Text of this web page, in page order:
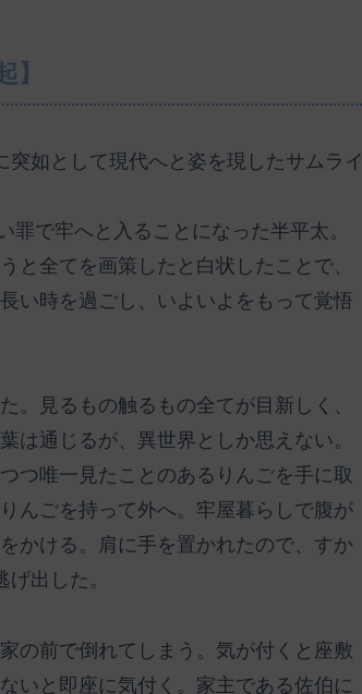
】
如として現代へと姿を現したサムライ
で牢へと入ることになった半平太。
と全てを画策したと白状したことで、
い時を過ごし、いよいよをもって覚悟
。見るもの触るもの全てが目新しく、
は通じるが、異世界としか思えない。
つ唯一見たことのあるりんごを手に取
んごを持って外へ。牢屋暮らしで腹が
かける。肩に手を置かれたので、すか
出した。
の前で倒れてしまう。気が付くと座敷
いと即座に気付く。家主である佐伯に